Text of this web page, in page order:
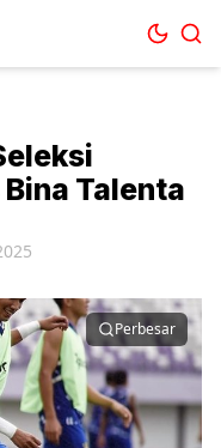
Talenta
Perbesar